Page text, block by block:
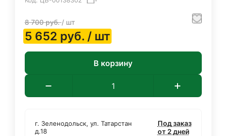
8 700руб. / шт
5 652 руб./ шт
В корзину
г. Зеленодольск, ул. Татарстан
д.18
Под заказ
от 2 дней